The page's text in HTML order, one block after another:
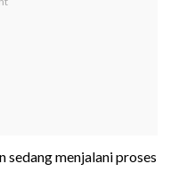
sedang menjalani proses